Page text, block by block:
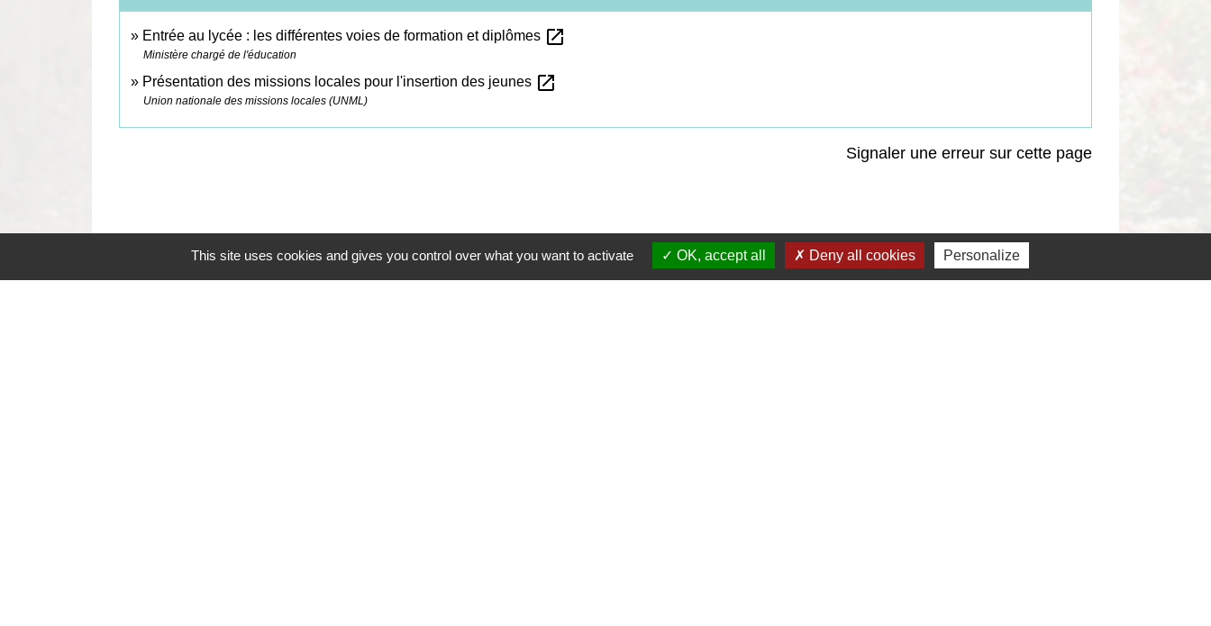
Entrée au lycée : les différentes voies de formation et diplômes open_in_new
Ministère chargé de l'éducation
Présentation des missions locales pour l'insertion des jeunes open_in_new
Union nationale des missions locales (UNML)
Signaler une erreur sur cette page
This site uses cookies and gives you control over what you want to activate OK, accept all Deny all cookies Personalize